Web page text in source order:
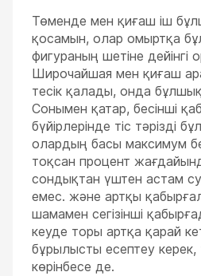
Төменде мен қиғаш іш
қосамын, олар омыртқа
фигураның шетіне
Широчайшая мен қиғаш
тесік қалады, онда
Сонымен қатар, бесінші
бүйірлерінде тіс тәрізді
олардың басы максимум
тоқсан процент
сондықтан үштен астам
емес. және артқы
шамамен сегізінші
кеуде торы артқа қарай
бұрылысты есептеу керек,
көрінбесе де.